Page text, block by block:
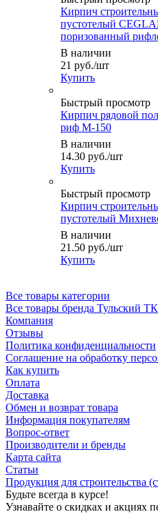
Кирпич
пустотелый
поризованный
В наличии
21 руб./шт
Купить
Быстрый просмотр
Кирпич рядовой
риф М-150
В наличии
14.30 руб./шт
Купить
Быстрый просмотр
Кирпич
пустотелый
В наличии
21.50 руб./шт
Купить
Все товары категории
Все товары бренда Тульский
Компания
Отзывы
Политика конфиденциальности
Соглашение на обработку
Как купить
Оплата
Доставка
Обмен и возврат товара
Информация покупателям
Вопрос-ответ
Производители и бренды
Карта сайта
Статьи
Продукция для строительства
Будьте всегда в курсе!
Узнавайте о скидках и акциях